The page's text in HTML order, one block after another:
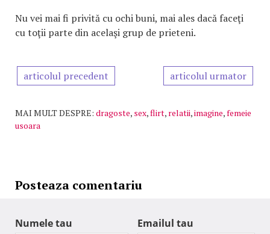
Nu vei mai fi privită cu ochi buni, mai ales dacă faceţi
cu toţii parte din acelaşi grup de prieteni.
articolul precedent articolul urmator
MAI MULT DESPRE: dragoste, sex,flirt, relatii,imagine,femeie
usoara
Posteaza comentariu
Numele tau Emailul tau